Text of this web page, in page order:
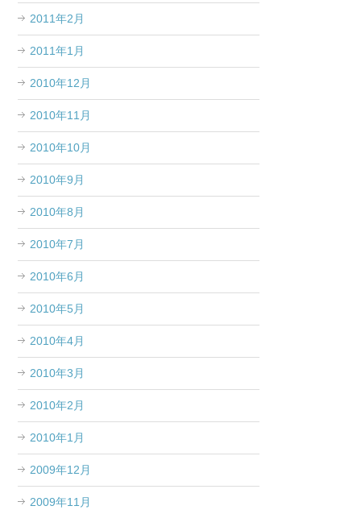
2011年2月
2011年1月
2010年12月
2010年11月
2010年10月
2010年9月
2010年8月
2010年7月
2010年6月
2010年5月
2010年4月
2010年3月
2010年2月
2010年1月
2009年12月
2009年11月